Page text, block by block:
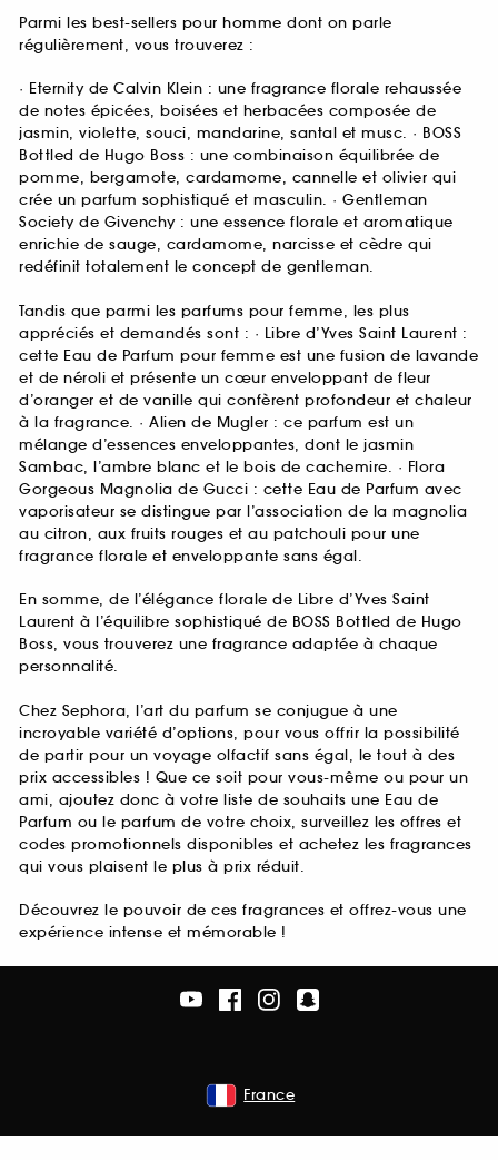
Parmi les best-sellers pour homme dont on parle
régulièrement, vous trouverez :
· Eternity de Calvin Klein : une fragrance florale rehaussée
de notes épicées, boisées et herbacées composée de
jasmin, violette, souci, mandarine, santal et musc. · BOSS
Bottled de Hugo Boss : une combinaison équilibrée de
pomme, bergamote, cardamome, cannelle et olivier qui
crée un parfum sophistiqué et masculin. · Gentleman
Society de Givenchy : une essence florale et aromatique
enrichie de sauge, cardamome, narcisse et cèdre qui
redéfinit totalement le concept de gentleman.
Tandis que parmi les parfums pour femme, les plus
appréciés et demandés sont : · Libre d’Yves Saint Laurent :
cette Eau de Parfum pour femme est une fusion de lavande
et de néroli et présente un cœur enveloppant de fleur
d’oranger et de vanille qui confèrent profondeur et chaleur
à la fragrance. · Alien de Mugler : ce parfum est un
mélange d’essences enveloppantes, dont le jasmin
Sambac, l’ambre blanc et le bois de cachemire. · Flora
Gorgeous Magnolia de Gucci : cette Eau de Parfum avec
vaporisateur se distingue par l’association de la magnolia
au citron, aux fruits rouges et au patchouli pour une
fragrance florale et enveloppante sans égal.
En somme, de l’élégance florale de Libre d’Yves Saint
Laurent à l’équilibre sophistiqué de BOSS Bottled de Hugo
Boss, vous trouverez une fragrance adaptée à chaque
personnalité.
Chez Sephora, l’art du parfum se conjugue à une
incroyable variété d’options, pour vous offrir la possibilité
de partir pour un voyage olfactif sans égal, le tout à des
prix accessibles ! Que ce soit pour vous-même ou pour un
ami, ajoutez donc à votre liste de souhaits une Eau de
Parfum ou le parfum de votre choix, surveillez les offres et
codes promotionnels disponibles et achetez les fragrances
qui vous plaisent le plus à prix réduit.
Découvrez le pouvoir de ces fragrances et offrez-vous une
expérience intense et mémorable !
France